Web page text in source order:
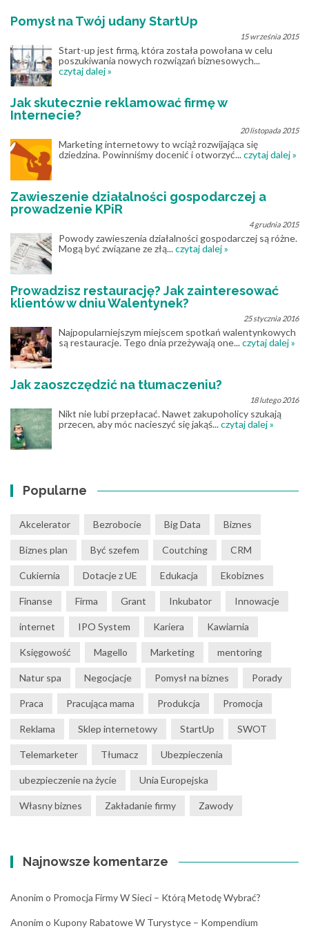
Pomysł na Twój udany StartUp
15 września 2015
Start-up jest firmą, która została powołana w celu
poszukiwania nowych rozwiązań biznesowych...
czytaj dalej »
Jak skutecznie reklamować firmę w
Internecie?
20 listopada 2015
Marketing internetowy to wciąż rozwijająca się
dziedzina. Powinniśmy docenić i otworzyć...czytaj dalej »
Zawieszenie działalności gospodarczej a
prowadzenie KPiR
4 grudnia 2015
Powody zawieszenia działalności gospodarczej są różne.
Mogą być związane ze złą...czytaj dalej »
Prowadzisz restaurację? Jak zainteresować
klientów w dniu Walentynek?
25 stycznia 2016
Najpopularniejszym miejscem spotkań walentynkowych
są restauracje. Tego dnia przeżywają one...czytaj dalej »
Jak zaoszczędzić na tłumaczeniu?
18 lutego 2016
Nikt nie lubi przepłacać. Nawet zakupoholicy szukają
przecen, aby móc nacieszyć się jakąś...czytaj dalej »
Popularne
Akcelerator Bezrobocie Big Data Biznes
Biznes plan Być szefem Coutching CRM
Cukiernia Dotacje z UE Edukacja Ekobiznes
Finanse Firma Grant Inkubator Innowacje
internet IPO System Kariera Kawiarnia
Księgowość Magello Marketing mentoring
Natur spa Negocjacje Pomysł na biznes Porady
Praca Pracująca mama Produkcja Promocja
Reklama Sklep internetowy StartUp SWOT
Telemarketer Tłumacz Ubezpieczenia
ubezpieczenie na życie Unia Europejska
Własny biznes Zakładanie firmy Zawody
Najnowsze komentarze
Anonim o Promocja Firmy W Sieci – Którą Metodę Wybrać?
Anonim o Kupony Rabatowe W Turystyce – Kompendium